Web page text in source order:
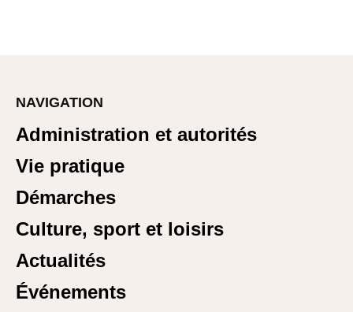
NAVIGATION
Administration et autorités
Vie pratique
Démarches
Culture, sport et loisirs
Actualités
Événements